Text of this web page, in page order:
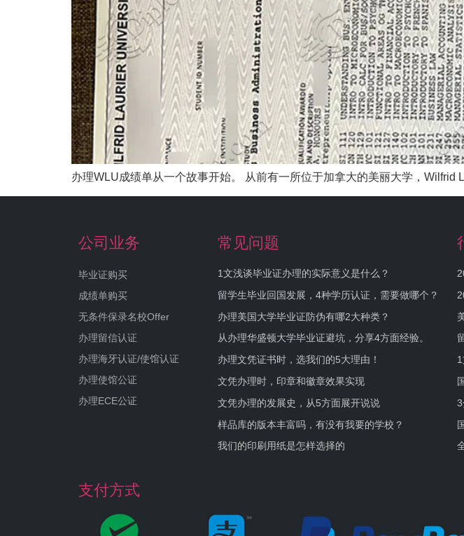
办理WLU成绩单从一个故事开始。 从前有一所位于加拿大的美丽大学，Wilfrid
公司业务
毕业证购买
成绩单购买
无条件保录名校Offer
办理留信认证
办理海牙认证/使馆认证
办理使馆公证
办理ECE公证
常见问题
1文浅谈毕业证办理的实际意义是什么？
留学生毕业回国发展，4种学历认证，需要做哪个？
办理美国大学毕业证防伪有哪2大种类？
从办理华盛顿大学毕业证避坑，分享4方面经验。
办理文凭证书时，选我们的5大理由！
文凭办理时，印章和徽章效果实现
文凭办理的发展史，从5方面展开说说
样品库的版本丰富吗，有没有我要的学校？
我们的印刷用纸是怎样选择的
3
支付方式